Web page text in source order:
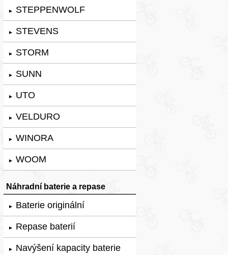
► STEPPENWOLF
► STEVENS
► STORM
► SUNN
► UTO
► VELDURO
► WINORA
► WOOM
Náhradní baterie a repase
► Baterie originální
► Repase baterií
► Navýšení kapacity baterie